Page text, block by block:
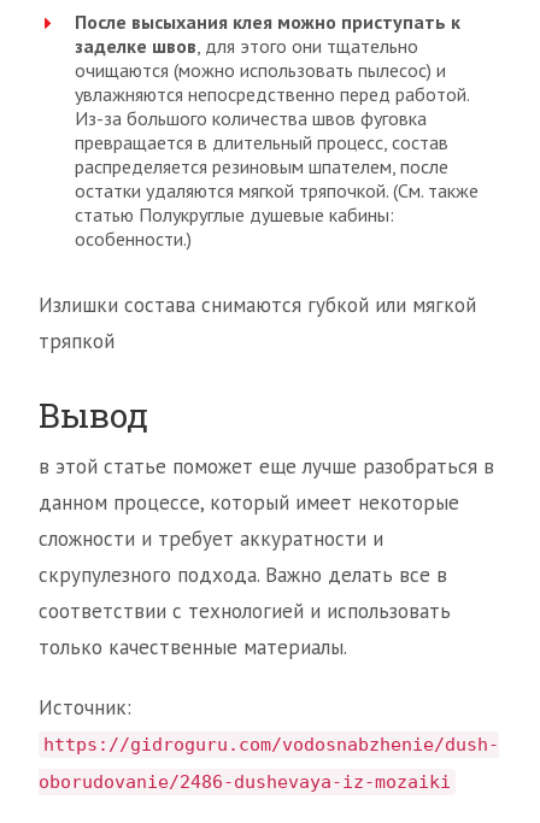
После высыхания клея можно приступать к
заделке швов, для этого они тщательно
очищаются (можно использовать пылесос) и
увлажняются непосредственно перед работой.
Из-за большого количества швов фуговка
превращается в длительный процесс, состав
распределяется резиновым шпателем, после
остатки удаляются мягкой тряпочкой. (См. также
статью Полукруглые душевые кабины:
особенности.)
Излишки состава снимаются губкой или мягкой
тряпкой
Вывод
в этой статье поможет еще лучше разобраться в
данном процессе, который имеет некоторые
сложности и требует аккуратности и
скрупулезного подхода. Важно делать все в
соответствии с технологией и использовать
только качественные материалы.
Источник:
https://gidroguru.com/vodosnabzhenie/dush-
oborudovanie/2486-dushevaya-iz-mozaiki